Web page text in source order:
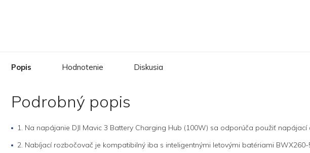
Popis Hodnotenie Diskusia
Podrobný popis
1. Na napájanie DJI Mavic 3 Battery Charging Hub (100W) sa odporúča použiť napájací
2. Nabíjací rozbočovač je kompatibilný iba s inteligentnými letovými batériami